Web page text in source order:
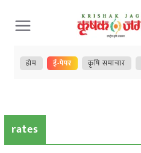
Skip
to
content
होम ई-पेपर कृषि समाचार
rates